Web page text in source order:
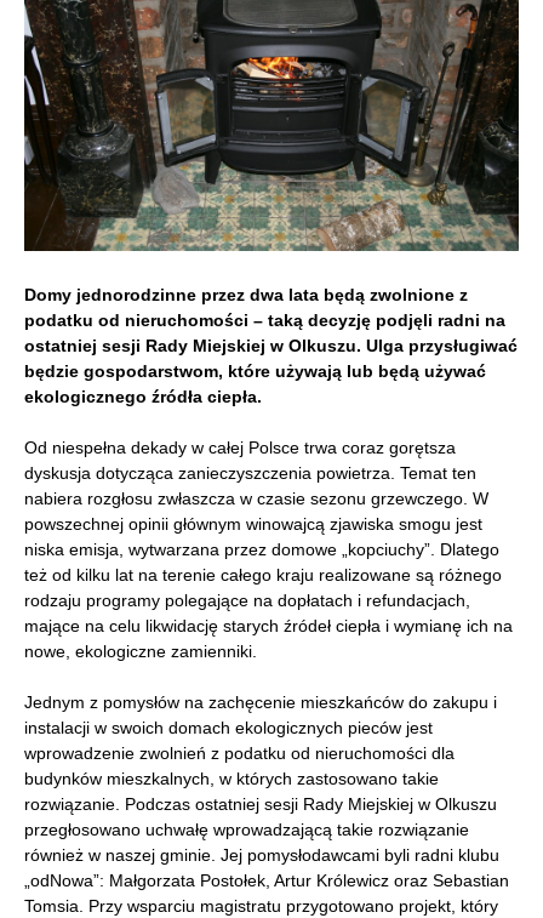
Domy jednorodzinne przez dwa lata będą zwolnione z
podatku od nieruchomości – taką decyzję podjęli radni na
ostatniej sesji Rady Miejskiej w Olkuszu. Ulga przysługiwać
będzie gospodarstwom, które używają lub będą używać
ekologicznego źródła ciepła.
Od niespełna dekady w całej Polsce trwa coraz gorętsza
dyskusja dotycząca zanieczyszczenia powietrza. Temat ten
nabiera rozgłosu zwłaszcza w czasie sezonu grzewczego. W
powszechnej opinii głównym winowajcą zjawiska smogu jest
niska emisja, wytwarzana przez domowe „kopciuchy”. Dlatego
też od kilku lat na terenie całego kraju realizowane są różnego
rodzaju programy polegające na dopłatach i refundacjach,
mające na celu likwidację starych źródeł ciepła i wymianę ich na
nowe, ekologiczne zamienniki.
Jednym z pomysłów na zachęcenie mieszkańców do zakupu i
instalacji w swoich domach ekologicznych pieców jest
wprowadzenie zwolnień z podatku od nieruchomości dla
budynków mieszkalnych, w których zastosowano takie
rozwiązanie. Podczas ostatniej sesji Rady Miejskiej w Olkuszu
przegłosowano uchwałę wprowadzającą takie rozwiązanie
również w naszej gminie. Jej pomysłodawcami byli radni klubu
„odNowa”: Małgorzata Postołek, Artur Królewicz oraz Sebastian
Tomsia. Przy wsparciu magistratu przygotowano projekt, który